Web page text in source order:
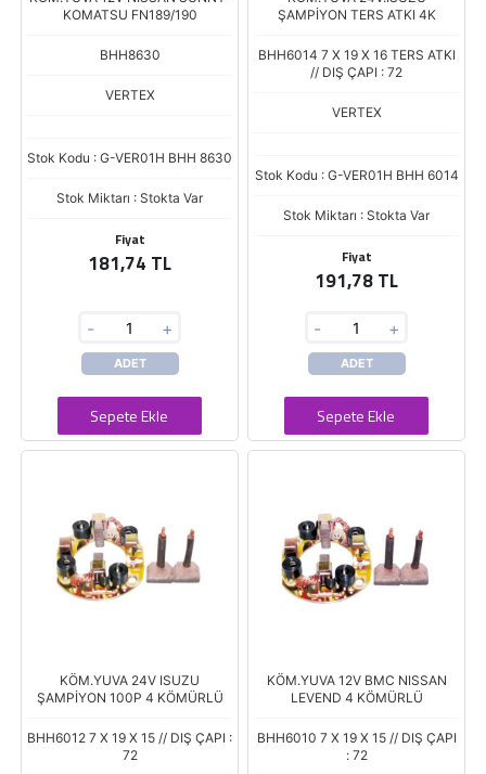
KOMATSU FN189/190
BHH8630
VERTEX
Stok Kodu : G-VER01H BHH 8630
Stok Miktarı : Stokta Var
Fiyat
181,74 TL
- +
ADET
Sepete Ekle
ŞAMPİYON TERS ATKI 4K
BHH6014 7 X 19 X 16 TERS ATKI
// DIŞ ÇAPI : 72
VERTEX
Stok Kodu : G-VER01H BHH 6014
Stok Miktarı : Stokta Var
Fiyat
191,78 TL
- +
ADET
Sepete Ekle
KÖM.YUVA 24V ISUZU
ŞAMPİYON 100P 4 KÖMÜRLÜ
BHH6012 7 X 19 X 15 // DIŞ ÇAPI :
72
KÖM.YUVA 12V BMC NISSAN
LEVEND 4 KÖMÜRLÜ
BHH6010 7 X 19 X 15 // DIŞ ÇAPI
: 72